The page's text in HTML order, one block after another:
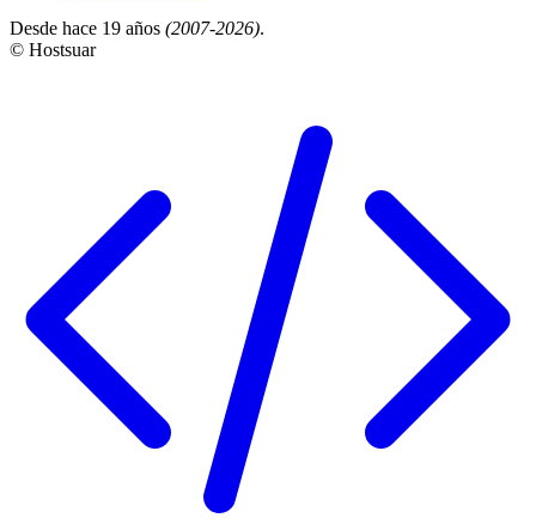
Desde hace 19 años (2007-2026).
© Hostsuar